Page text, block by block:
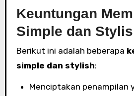
Keuntungan
Simple dan
Berikut ini adalah beberapa
simple dan stylish:
Menciptakan penampilan